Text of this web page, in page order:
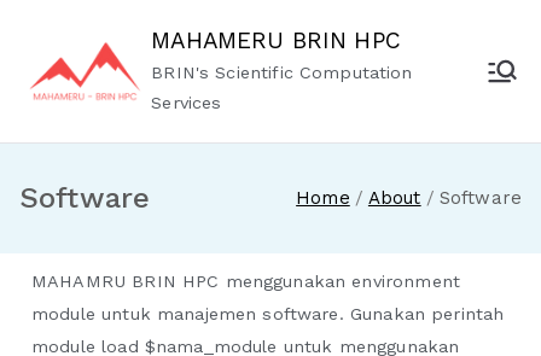
MAHAMERU BRIN HPC
BRIN's Scientific Computation
Services
Software Home About Software
MAHAMRU BRIN HPC menggunakan environment
module untuk manajemen software. Gunakan perintah
module load $nama_module untuk menggunakan